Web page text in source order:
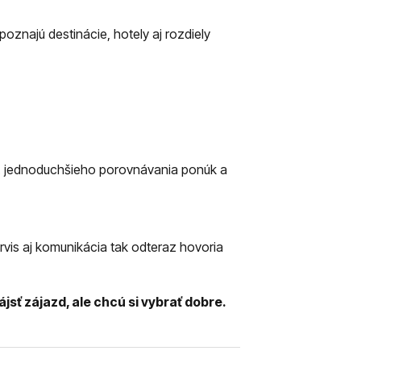
destinácie, hotely aj rozdiely
porovnávania ponúk a
aj komunikácia tak odteraz hovoria
zájazd, ale chcú si vybrať dobre.